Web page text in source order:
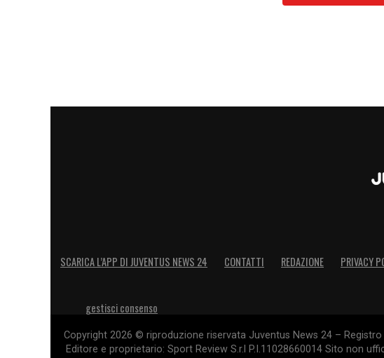
SCARICA L’APP DI JUVENTUS NEWS 24 CONTATTI REDAZIONE PRIVACY
gestisci consenso
Copyright 2026 © riproduzione riservata Juventus News 24 –
Editore e proprietario: Sport Review S.r.l P.I.11028660014 Sito non